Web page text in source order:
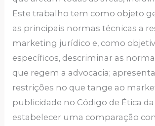
Este trabalho tem como objeto
as principais normas técnicas a
marketing jurídico e, como
específicos, descriminar as
que regem a advocacia;
restrições no que tange ao
publicidade no Código de Ética da
estabelecer uma comparação